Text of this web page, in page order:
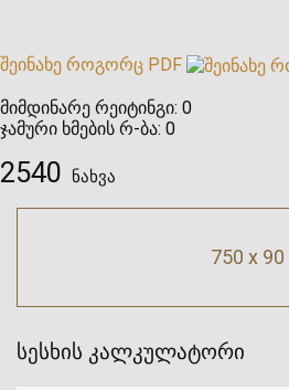
შეინახე როგორც PDF
მიმდინარე რეიტინგი: 0
ჯამური ხმების რ-ბა: 0
2540 ნახვა
750 x 90
სესხის კალკულატორი